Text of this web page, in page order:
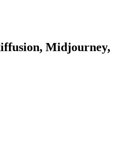
Midjourney,